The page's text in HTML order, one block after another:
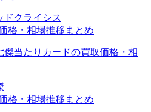
ドクライシス
格・相場推移まとめ
格・相場推移まとめ